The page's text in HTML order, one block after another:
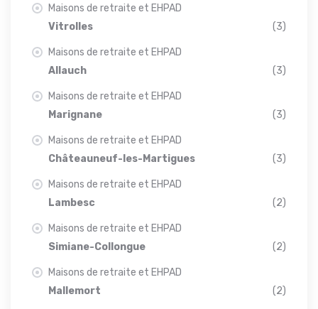
Maisons de retraite et EHPAD
Vitrolles
(3)
Maisons de retraite et EHPAD
Allauch
(3)
Maisons de retraite et EHPAD
Marignane
(3)
Maisons de retraite et EHPAD
Châteauneuf-les-Martigues
(3)
Maisons de retraite et EHPAD
Lambesc
(2)
Maisons de retraite et EHPAD
Simiane-Collongue
(2)
Maisons de retraite et EHPAD
Mallemort
(2)